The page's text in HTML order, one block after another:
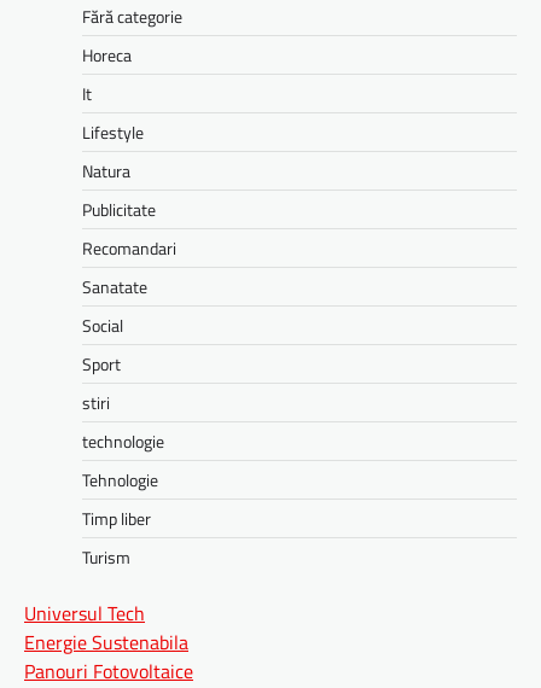
Fără categorie
Horeca
It
Lifestyle
Natura
Publicitate
Recomandari
Sanatate
Social
Sport
stiri
technologie
Tehnologie
Timp liber
Turism
Universul Tech
Energie Sustenabila
Panouri Fotovoltaice